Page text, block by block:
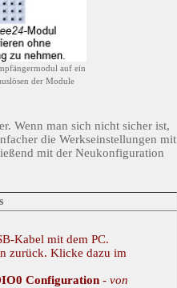
auf ein
der Module
Wenn man sich nicht sicher ist,
die Werkseinstellungen mit
mit der Neukonfiguration
Kabel mit dem PC.
zurück. Klicke dazu im
Configuration- von